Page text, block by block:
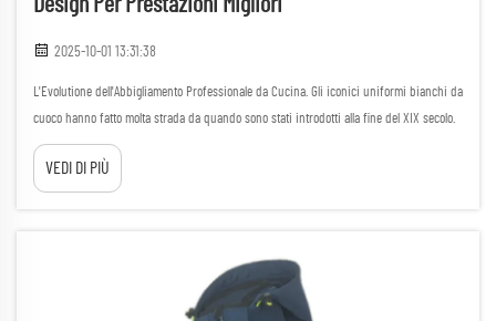
2025-10-01 13:31:38
L'Evolutione dell'Abbigliamento Professionale da Cucina. Gli iconici uniformi bianchi da
cuoco hanno fatto molta strada da quando sono stati introdotti alla fine del XIX secolo.
Ciò che iniziò come una soluzione pratica per dimostrare la pulizia nelle cucine
professionali si è evoluto in...
VEDI DI PIÙ